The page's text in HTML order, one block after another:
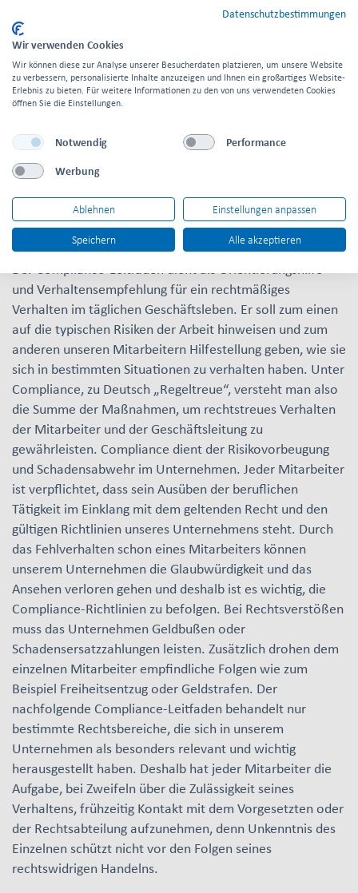
COMPLIANCE AND
CSR
Bedeutung von Compliance
Der Compliance-Leitfaden dient als Orientierungshilfe
und Verhaltensempfehlung für ein rechtmäßiges
Verhalten im täglichen Geschäftsleben. Er soll zum einen
auf die typischen Risiken der Arbeit hinweisen und zum
anderen unseren Mitarbeitern Hilfestellung geben, wie sie
sich in bestimmten Situationen zu verhalten haben. Unter
Compliance, zu Deutsch „Regeltreue“, versteht man also
die Summe der Maßnahmen, um rechtstreues Verhalten
der Mitarbeiter und der Geschäftsleitung zu
gewährleisten. Compliance dient der Risikovorbeugung
und Schadensabwehr im Unternehmen. Jeder Mitarbeiter
ist verpflichtet, dass sein Ausüben der beruflichen
Tätigkeit im Einklang mit dem geltenden Recht und den
gültigen Richtlinien unseres Unternehmens steht. Durch
das Fehlverhalten schon eines Mitarbeiters können
unserem Unternehmen die Glaubwürdigkeit und das
Ansehen verloren gehen und deshalb ist es wichtig, die
Compliance-Richtlinien zu befolgen. Bei Rechtsverstößen
muss das Unternehmen Geldbußen oder
Schadensersatzzahlungen leisten. Zusätzlich drohen dem
einzelnen Mitarbeiter empfindliche Folgen wie zum
Beispiel Freiheitsentzug oder Geldstrafen. Der
nachfolgende Compliance-Leitfaden behandelt nur
bestimmte Rechtsbereiche, die sich in unserem
Unternehmen als besonders relevant und wichtig
herausgestellt haben. Deshalb hat jeder Mitarbeiter die
Aufgabe, bei Zweifeln über die Zulässigkeit seines
Verhaltens, frühzeitig Kontakt mit dem Vorgesetzten oder
der Rechtsabteilung aufzunehmen, denn Unkenntnis des
Einzelnen schützt nicht vor den Folgen seines
rechtswidrigen Handelns.
Datenschutzbestimmungen
Wir verwenden Cookies
Wir können diese zur Analyse unserer Besucherdaten platzieren, um unsere Website
zu verbessern, personalisierte Inhalte anzuzeigen und Ihnen ein großartiges Website-
Erlebnis zu bieten. Für weitere Informationen zu den von uns verwendeten Cookies
öffnen Sie die Einstellungen.
Notwendig
Performance
Werbung
Ablehnen Einstellungen anpassen
Speichern Alle akzeptieren